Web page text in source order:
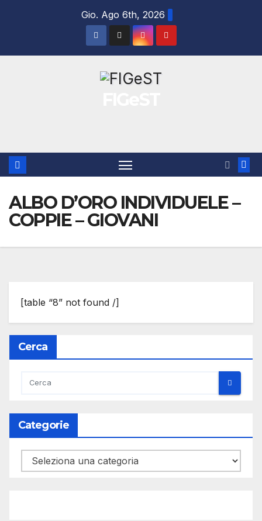
Gio. Ago 6th, 2026
ALBO D’ORO INDIVIDUELE –
COPPIE – GIOVANI
[table “8” not found /]
Cerca
Categorie
Categorie